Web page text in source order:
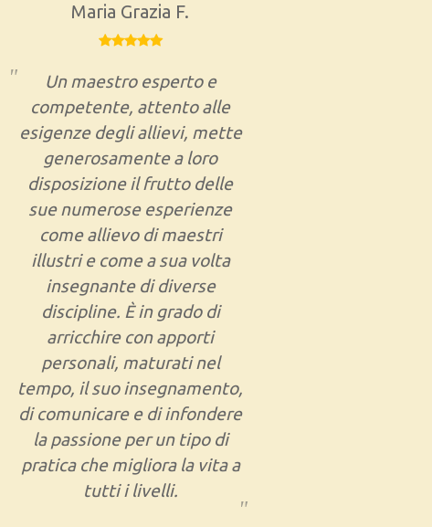
Maria Grazia F.
Un maestro esperto e
competente, attento alle
esigenze degli allievi, mette
generosamente a loro
disposizione il frutto delle
sue numerose esperienze
come allievo di maestri
illustri e come a sua volta
insegnante di diverse
discipline. È in grado di
arricchire con apporti
personali, maturati nel
tempo, il suo insegnamento,
di comunicare e di infondere
la passione per un tipo di
pratica che migliora la vita a
tutti i livelli.